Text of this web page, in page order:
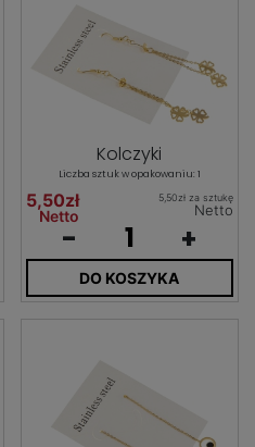
Kolczyki
Liczba sztuk w opakowaniu: 1
5,50zł
Netto
5,50zł za sztukę
Netto
- +
DO KOSZYKA